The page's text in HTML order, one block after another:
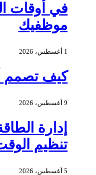
في أوقات
موظفيك
1 أغسطس، 2026
كيف تصمم
9 أغسطس، 2026
إدارة
تنظيم
5 أغسطس، 2026